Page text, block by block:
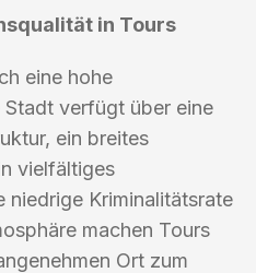
in Tours
eine hohe
verfügt über eine
ein breites
vielfältiges
niedrige Kriminalitätsrate
machen Tours
Ort zum